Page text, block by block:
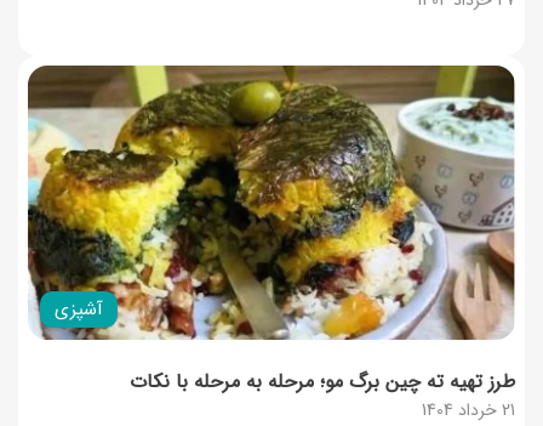
آشپزی
21 خرداد 1404
طرز تهیه ته چین برگ مو؛ مرحله به مرحله با نکات